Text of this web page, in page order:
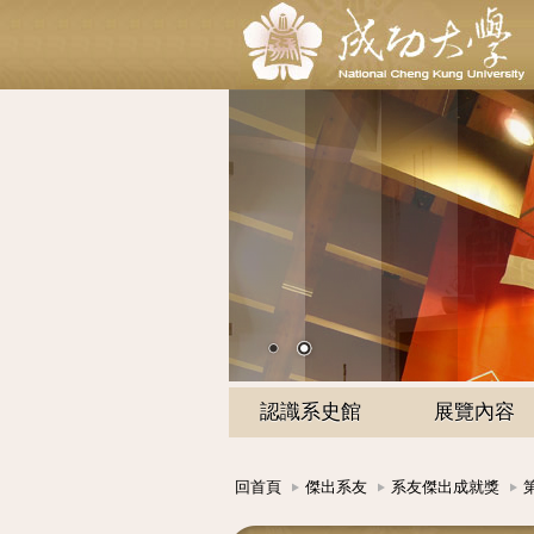
認識系史館 展覽內容
回首頁 傑出系友 系友傑出成就獎